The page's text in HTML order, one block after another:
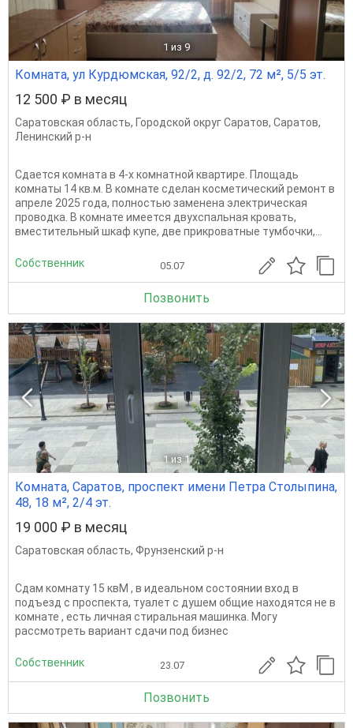
1 из 9
Комната, ул Курдюмская, 92/2, д. 92/2, 72 м², 5/5 эт.
12 500 ₽ в месяц
Саратовская область, Городской округ Саратов, Саратов,
Ленинский р-н
Сдается комната в 4-х комнатной квартире. Площадь
комнаты 14 кв.м. В комнате сделан косметический ремонт в
апреле 2025 года, полностью заменена электрическая
проводка. В комнате имеется двухспальная кровать,
вместительный шкаф купе, две прикроватные тумбочки,...
Собственник 05.07
Позвонить
1 из 1
Комната, Саратов, проспект имени Петра Столыпина,
48, 18 м², 2/4 эт.
19 000 ₽ в месяц
Саратовская область, Фрунзенский р-н
Сдам комнату 15 квМ , в идеальном состоянии вход в
подъезд с проспекта, туалет с душем общие находятся не в
комнате , есть личная стиральная машинка. Могу
рассмотреть вариант сдачи под бизнес
Собственник 23.07
Позвонить